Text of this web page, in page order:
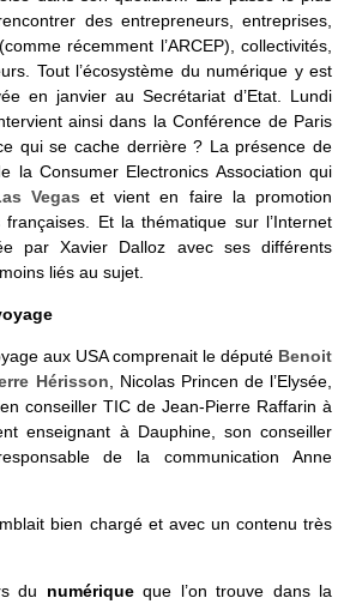
des entrepreneurs, entreprises,
récemment l’ARCEP), collectivités,
Tout l’écosystème du numérique y est
en janvier au Secrétariat d’Etat. Lundi
ainsi dans la Conférence de Paris
qui se cache derrière ? La présence de
la Consumer Electronics Association qui
Vegas et vient en faire la promotion
Et la thématique sur l’Internet
par Xavier Dalloz avec ses différents
liés au sujet.
aux USA comprenait le député Benoit
Hérisson , Nicolas Princen de l’Elysée,
conseiller TIC de Jean-Pierre Raffarin à
enseignant à Dauphine, son conseiller
de la communication Anne
bien chargé et avec un contenu très
du numériqueque l’on trouve dans la